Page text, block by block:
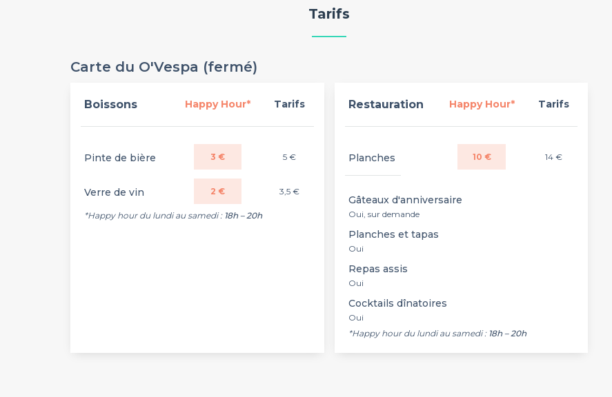
Tarifs
Carte du O'Vespa (fermé)
Boissons Happy Hour* Tarifs
Pinte de bière 3 € 5 €
Verre de vin 2 € 3,5 €
*Happy hour du lundi au samedi : 18h – 20h
Restauration Happy Hour* Tarifs
Planches 10 € 14 €
Gâteaux d'anniversaire
Oui, sur demande
Planches et tapas
Oui
Repas assis
Oui
Cocktails dînatoires
Oui
*Happy hour du lundi au samedi : 18h – 20h